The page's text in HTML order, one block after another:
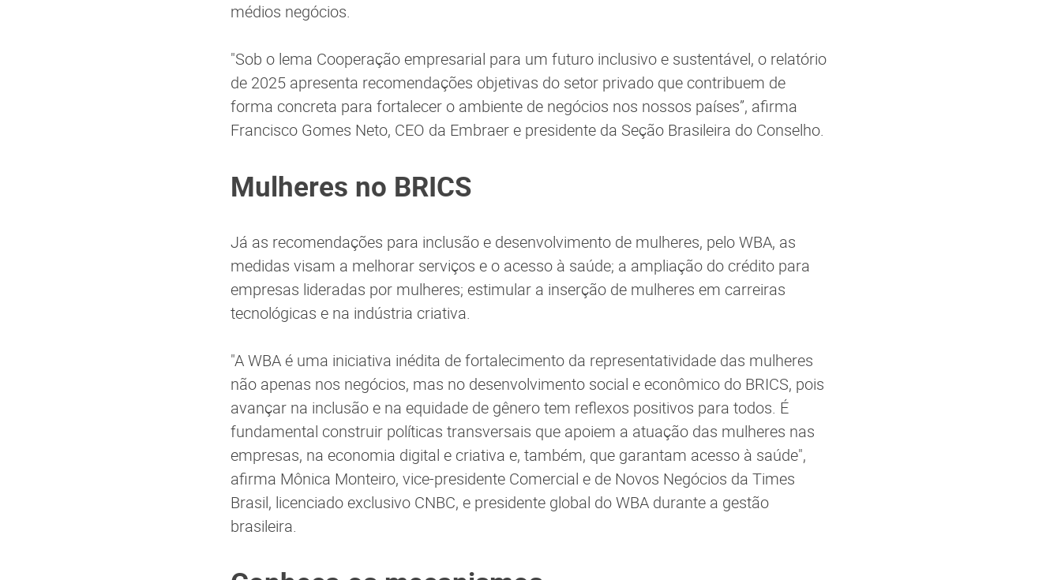
médios negócios.
"Sob o lema Cooperação empresarial para um futuro inclusivo e sustentável, o relatório
de 2025 apresenta recomendações objetivas do setor privado que contribuem de
forma concreta para fortalecer o ambiente de negócios nos nossos países”, afirma
Francisco Gomes Neto, CEO da Embraer e presidente da Seção Brasileira do Conselho.
Mulheres no BRICS
Já as recomendações para inclusão e desenvolvimento de mulheres, pelo WBA, as
medidas visam a melhorar serviços e o acesso à saúde; a ampliação do crédito para
empresas lideradas por mulheres; estimular a inserção de mulheres em carreiras
tecnológicas e na indústria criativa.
"A WBA é uma iniciativa inédita de fortalecimento da representatividade das mulheres
não apenas nos negócios, mas no desenvolvimento social e econômico do BRICS, pois
avançar na inclusão e na equidade de gênero tem reflexos positivos para todos. É
fundamental construir políticas transversais que apoiem a atuação das mulheres nas
empresas, na economia digital e criativa e, também, que garantam acesso à saúde",
afirma Mônica Monteiro, vice-presidente Comercial e de Novos Negócios da Times
Brasil, licenciado exclusivo CNBC, e presidente global do WBA durante a gestão
brasileira.